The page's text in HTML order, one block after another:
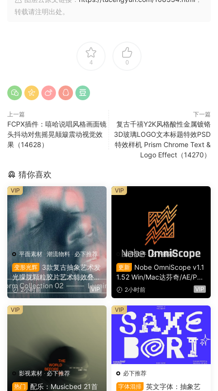
转载请注明出处。
4 0
上一篇
FCPX插件：嘻哈说唱风格画面镜
头抖动对焦摇晃颠簸震动视觉效
果（14628）
下一篇
复古千禧Y2K风格酸性金属镀铬
3D玻璃LOGO文本标题特效PSD
特效样机 Prism Chrome Text &
Logo Effect（14270）
猜你喜欢
平面素材 · 潮流物料 · 必下推荐
变形光辉
3款复古抽象艺术发
光朦胧颗粒胶片艺术特效叠加
PSD特效样机组合 Orbyt Stu
dio – Transform Collection 0
2 – Luminous（16162）
2小时前 VIP
VIP
插件软件 ·必下推荐
更新
Nobe OmniScope v1.1
1.52 Win/Mac达芬奇/AE/PR/
OFX视频调色万能示波器插件
（9753）
2小时前 VIP
VIP
影视素材 ·必下推荐
热门
配乐：Musicbed 21首
VIP
必下推荐
字体混排 英文字体：抽象艺
VIP